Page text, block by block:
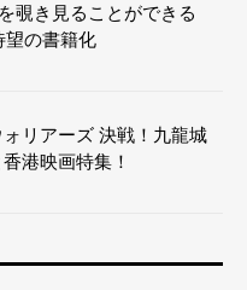
覗き見ることができる
望の書籍化
ォリアーズ 決戦！九龍城
港映画特集！